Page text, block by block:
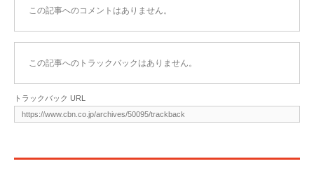
この記事へのコメントはありません。
この記事へのトラックバックはありません。
トラックバック URL